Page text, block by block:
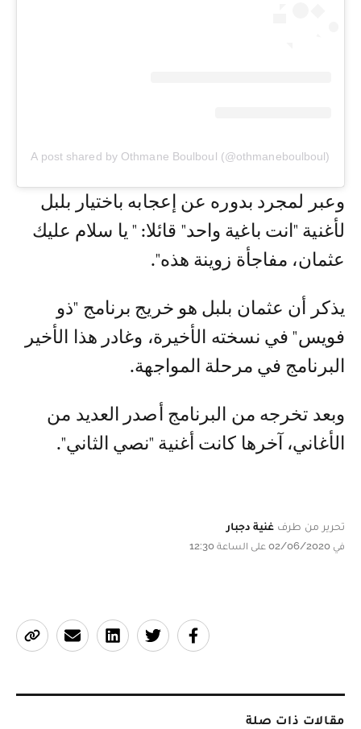
A post shared by Othmane Boulboul (@othmaneboulboul)
وعبر لمجرد بدوره عن إعجابه باختيار بلبل
لأغنية "انت باغية واحد" قائلا: " يا سلام عليك
عثمان، مفاجأة زوينة هذه".
يذكر أن عثمان بلبل هو خريج برنامج "ذو
فويس" في نسخته الأخيرة، وغادر هذا الأخير
البرنامج في مرحلة المواجهة.
وبعد تخرجه من البرنامج أصدر العديد من
الأغاني، آخرها كانت أغنية "نصي الثاني".
تحرير من طرف غنية دجبار
في 02/06/2020 على الساعة 12:30
مقالات ذات صلة